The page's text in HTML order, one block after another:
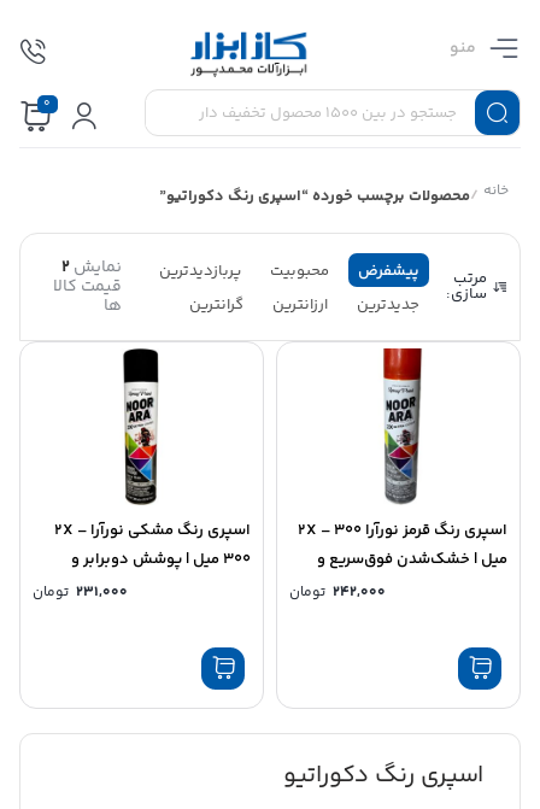
منو
0
خانه /محصولات برچسب خورده “اسپری رنگ دکوراتیو”
مرتب
سازی:
پیشفرض محبوبیت
پربازدیدترین
جدیدترین
ارزانترین گرانترین
نمایش2
قیمت کالا
ها
اسپری رنگ قرمز نورآرا ۲X – ۳۰۰
میل | خشک‌شدن فوق‌سریع و
242,000 تومان
اسپری رنگ مشکی نورآرا ۲X –
۳۰۰ میل | پوشش دو‌برابر و
231,000 تومان
اسپری رنگ دکوراتیو